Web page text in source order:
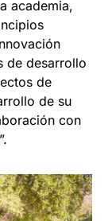
academia,
de desarrollo
de
de su
con